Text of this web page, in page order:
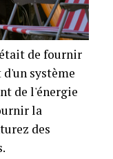
était de fournir
système
de l'énergie
la
des